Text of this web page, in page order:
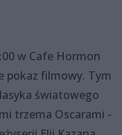
w Cafe Hormon
pokaz filmowy. Tym
światowego
trzema Oscarami -